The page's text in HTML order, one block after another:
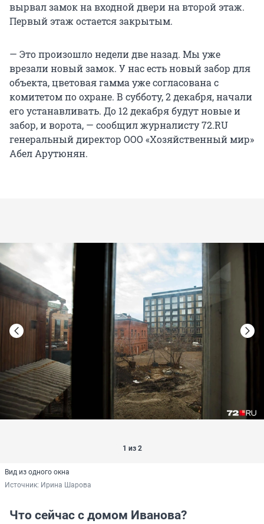
вырвал замок на входной двери на второй этаж.
Первый этаж остается закрытым.
— Это произошло недели две назад. Мы уже
врезали новый замок. У нас есть новый забор для
объекта, цветовая гамма уже согласована с
комитетом по охране. В субботу, 2 декабря, начали
его устанавливать. До 12 декабря будут новые и
забор, и ворота, — сообщил журналисту 72.RU
генеральный директор ООО «Хозяйственный мир»
Абел Арутюнян.
1 из 2
Вид из одного окна
Источник: Ирина Шарова
Что сейчас с домом Иванова?